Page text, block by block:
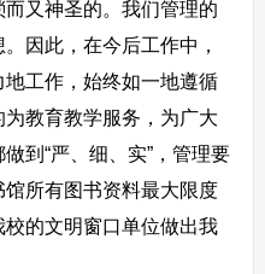
又神圣的。我们管理的
因此，在今后工作中，
工作，始终如一地遵循
教育教学服务，为广大
到“严、细、实”，管理要
所有图书资料最大限度
的文明窗口单位做出我